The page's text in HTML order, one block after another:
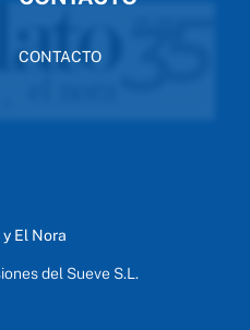
CONTACTO
y El Nora
del Sueve S.L.